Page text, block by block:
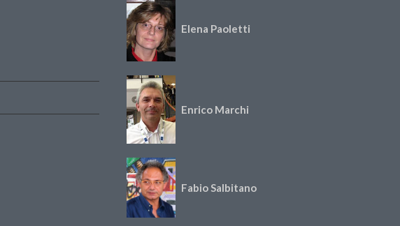
Elena Paoletti
Enrico Marchi
Fabio Salbitano